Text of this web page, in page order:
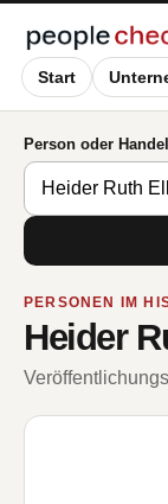
Start
Person oder
PERSONEN IM
Heider